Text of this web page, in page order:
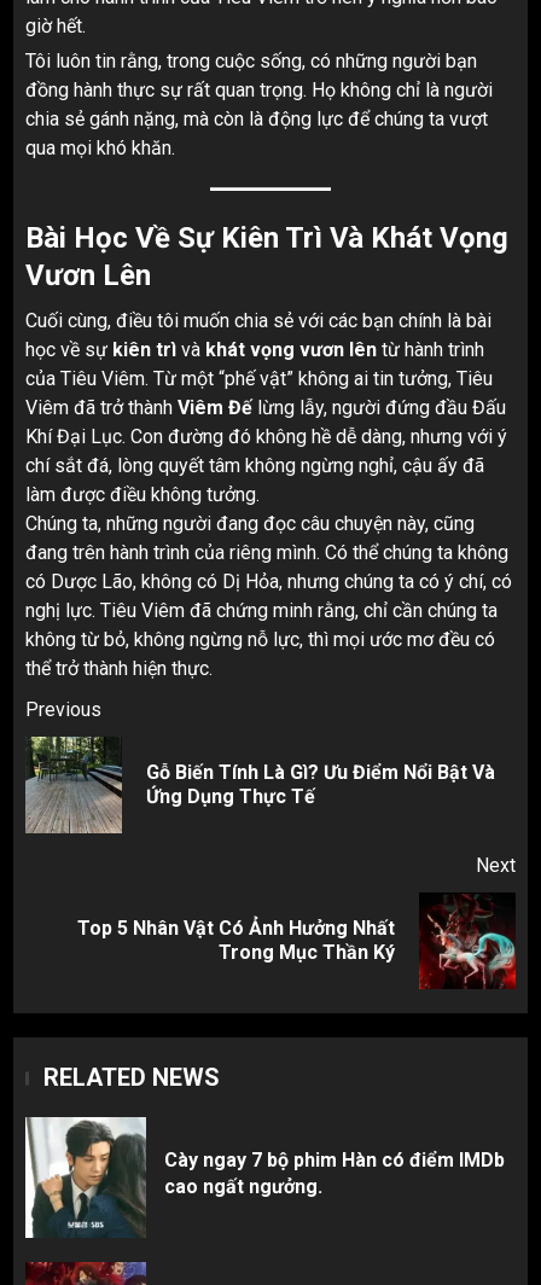
giờ hết.
Tôi luôn tin rằng, trong cuộc sống, có những người bạn
đồng hành thực sự rất quan trọng. Họ không chỉ là người
chia sẻ gánh nặng, mà còn là động lực để chúng ta vượt
qua mọi khó khăn.
Bài Học Về Sự Kiên Trì Và Khát Vọng
Vươn Lên
Cuối cùng, điều tôi muốn chia sẻ với các bạn chính là bài
học về sự kiên trì và khát vọng vươn lên từ hành trình
của Tiêu Viêm. Từ một “phế vật” không ai tin tưởng, Tiêu
Viêm đã trở thành Viêm Đếlừng lẫy, người đứng đầu Đấu
Khí Đại Lục. Con đường đó không hề dễ dàng, nhưng với ý
chí sắt đá, lòng quyết tâm không ngừng nghỉ, cậu ấy đã
làm được điều không tưởng.
Chúng ta, những người đang đọc câu chuyện này, cũng
đang trên hành trình của riêng mình. Có thể chúng ta không
có Dược Lão, không có Dị Hỏa, nhưng chúng ta có ý chí, có
nghị lực. Tiêu Viêm đã chứng minh rằng, chỉ cần chúng ta
không từ bỏ, không ngừng nỗ lực, thì mọi ước mơ đều có
thể trở thành hiện thực.
Post
navigation
Previous
Gỗ Biến Tính Là Gì? Ưu Điểm Nổi Bật Và
Ứng Dụng Thực Tế
Next
Top 5 Nhân Vật Có Ảnh Hưởng Nhất
Trong Mục Thần Ký
RELATED NEWS
Cày ngay 7 bộ phim Hàn có điểm IMDb
cao ngất ngưởng.